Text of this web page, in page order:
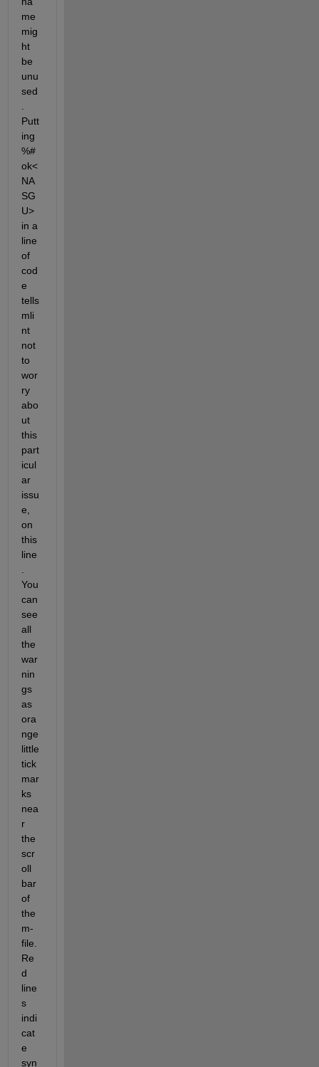
me
mig
ht
be
unu
sed
Putt
ing
%#
ok<
NA
SG
U>
in a
line
of
cod
e
tells
mli
nt
not
to
wor
ry
abo
ut
this
part
icul
ar
issu
e,
on
this
line
You
can
see
all
the
war
nin
gs
as
ora
nge
little
tick
mar
ks
nea
r
the
scr
oll
bar
of
the
m-
file.
Re
d
line
s
indi
cat
e
syn